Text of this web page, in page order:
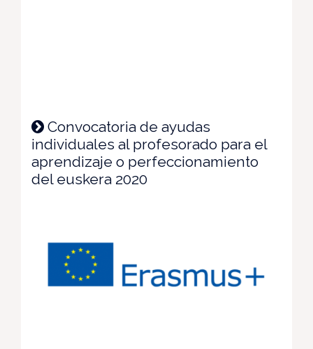
Convocatoria de ayudas
individuales al profesorado para el
aprendizaje o perfeccionamiento
del euskera 2020